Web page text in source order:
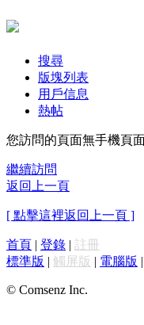
搜尋
版塊列表
用戶信息
熱帖
您訪問的頁面無手機頁
繼續訪問
返回上一頁
[ 點擊這裡返回上一頁 ]
首頁 | 登錄 | 註冊
標準版 | 觸屏版 | 電腦版 |
© Comsenz Inc.